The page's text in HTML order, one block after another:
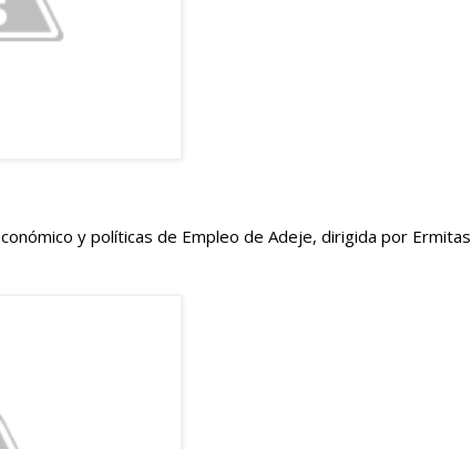
y políticas de Empleo de Adeje, dirigida por Ermitas